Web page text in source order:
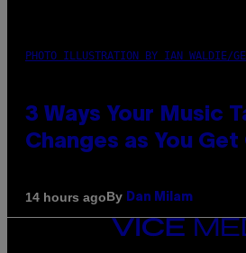
PHOTO ILLUSTRATION BY IAN WALDIE/
3 Ways Your Music
Changes as You Get
14 hours agoBy Dan Milam
VICE